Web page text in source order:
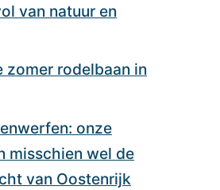
van natuur en
zomer rodelbaan in
onze
misschien wel de
van Oostenrijk